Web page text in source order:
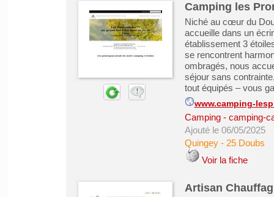
Camping les
Niché au cœur du
accueille dans un
établissement 3
se rencontrent
ombragés, nous
séjour sans
tout équipés – vous
www.camping-
Camping - camping-
Ajouté le 06/05/2025
Quingey- 25 Doubs
Voir la fiche
Artisan